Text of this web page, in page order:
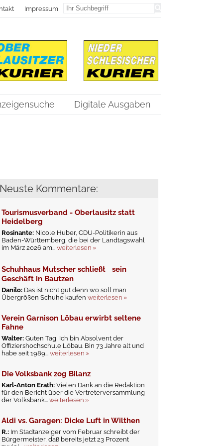
Impressum
Digitale Ausgaben
Neuste Kommentare:
Tourismusverband - Oberlausitz statt
Heidelberg
Rosinante: Nicole Huber, CDU-Politikerin aus
Baden-Württemberg, die bei der Landtagswahl
im März 2026 am...weiterlesen »
Schuhhaus Mutscher schließt sein
Geschäft in Bautzen
Danilo: Das ist nicht gut denn wo soll man
Übergrößen Schuhe kaufenweiterlesen »
Verein Garnison Löbau erwirbt seltene
Fahne
Walter:Guten Tag, Ich bin Absolvent der
Offiziershochschule Löbau. Bin 73 Jahre alt und
habe seit 1989...weiterlesen »
Die Volksbank zog Bilanz
Karl-Anton Erath:Vielen Dank an die Redaktion
für den Bericht über die Vertreterversammlung
der Volksbank...weiterlesen »
Aldi vs. Garagen: Dicke Luft in Wilthen
R.: Im Stadtanzeiger vom Februar schreibt der
Bürgermeister, daß bereits jetzt 23 Prozent